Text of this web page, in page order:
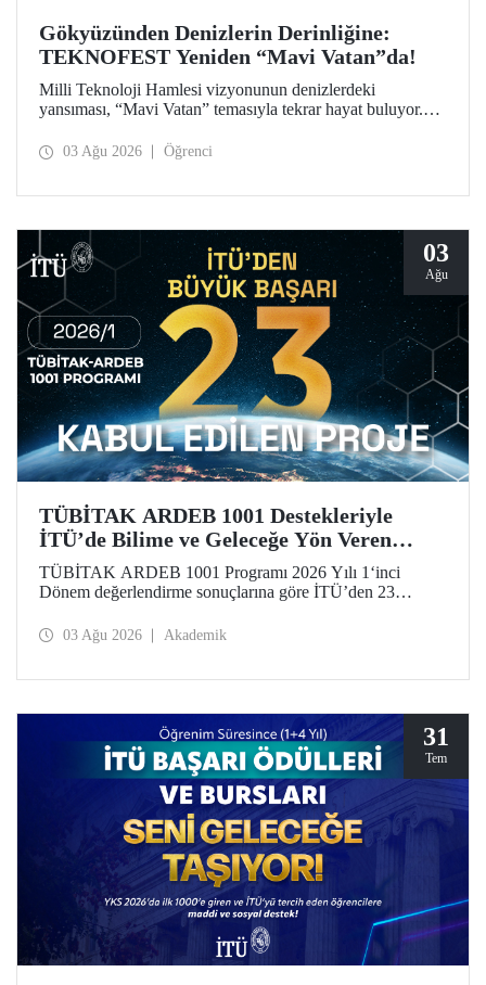
Gökyüzünden Denizlerin Derinliğine:
TEKNOFEST Yeniden “Mavi Vatan”da!
Milli Teknoloji Hamlesi vizyonunun denizlerdeki
yansıması, “Mavi Vatan” temasıyla tekrar hayat buluyor.
tarihlerinde Gölcük Tersanesi Komutanlığı’nda
03 Ağu 2026 Öğrenci
03
Ağu
TÜBİTAK ARDEB 1001 Destekleriyle
İTÜ’de Bilime ve Geleceğe Yön Veren
Başarı
TÜBİTAK ARDEB 1001 Programı 2026 Yılı 1‘inci
Dönem değerlendirme sonuçlarına göre İTÜ’den 23
03 Ağu 2026 Akademik
31
Tem